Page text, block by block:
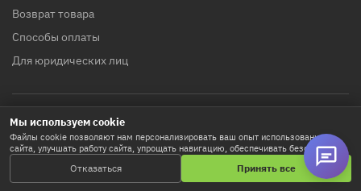
Возврат товара
Способы оплаты
Для юридических лиц
© 2017 - 2026 гг. Строительный магазин INTTOOLS
Политика конфиденциальности
Мы используем cookie
Файлы cookie позволяют нам персонализировать ваш опыт использования
сайта, улучшать работу сайта, упрощать навигацию, обеспечивать безопасность
и используются для маркетинговых активностей. Нажимая «Принять все», вы
соглашаетесь на хранение cookie-файлов. Кнопка «Настроить» позволяет
выбрать предпочтения. Подробнее вПолитике использования Cookie.
Отказаться Принять все